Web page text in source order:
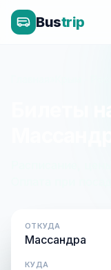
Bustrip
Билеты
Расписание,
Оплата при
ОТКУДА
КУДА